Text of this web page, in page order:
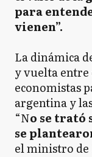
para
vienen”.
La dinámica
y vuelta entre
economistas
argentina y
“No se trató
se
el ministro de